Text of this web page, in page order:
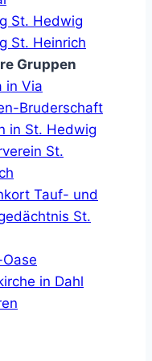
St. Hedwig
St. Heinrich
Gruppen
in Via
Bruderschaft
in St. Hedwig
St.
Tauf- und
St.
in Dahl